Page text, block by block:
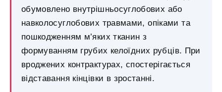
обумовлено внутрішньосуглобових або
навколосуглобових травмами, опіками та
пошкодженням м’яких тканин з
формуванням грубих келоїдних рубців. При
вроджених контрактурах, спостерігається
відставання кінцівки в зростанні.